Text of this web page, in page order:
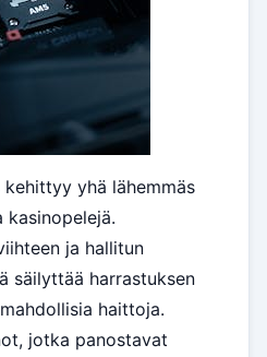
kehittyy yhä lähemmäs
ja hallitun
säilyttää harrastuksen
haittoja.
jotka panostavat